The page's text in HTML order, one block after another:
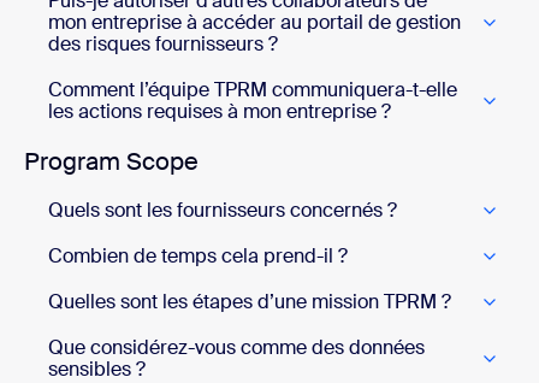
mon entreprise à accéder au portail de gestion
des risques fournisseurs ?
Comment l’équipe TPRM communiquera-t-elle
les actions requises à mon entreprise ?
Program Scope
Quels sont les fournisseurs concernés ?
Combien de temps cela prend-il ?
Quelles sont les étapes d’une mission TPRM ?
Que considérez-vous comme des données
sensibles ?